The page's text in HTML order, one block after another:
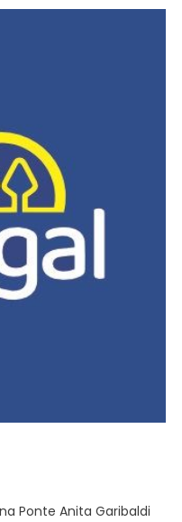
Ponte Anita Garibaldi